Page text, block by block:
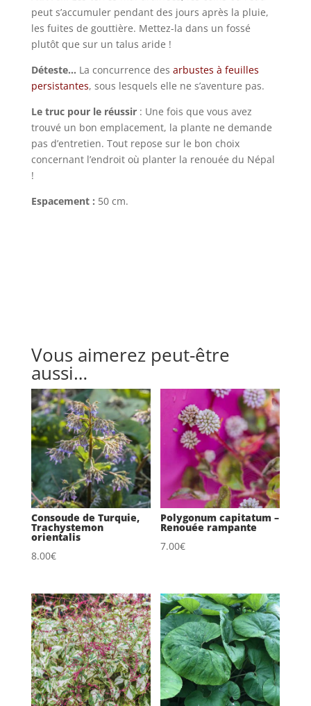
peut s’accumuler pendant des jours après la pluie,
les fuites de gouttière. Mettez-la dans un fossé
plutôt que sur un talus aride !
Déteste… La concurrence des arbustes à feuilles
persistantes, sous lesquels elle ne s’aventure pas.
Le truc pour le réussir: Une fois que vous avez
trouvé un bon emplacement, la plante ne demande
pas d’entretien. Tout repose sur le bon choix
concernant l’endroit où planter la renouée du Népal
!
Espacement : 50 cm.
Vous aimerez peut-être
aussi…
Consoude de Turquie,
Trachystemon
orientalis
8.00€
Polygonum capitatum –
Renouée rampante
7.00€